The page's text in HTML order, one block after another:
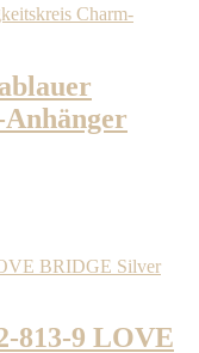
813-9 LOVE